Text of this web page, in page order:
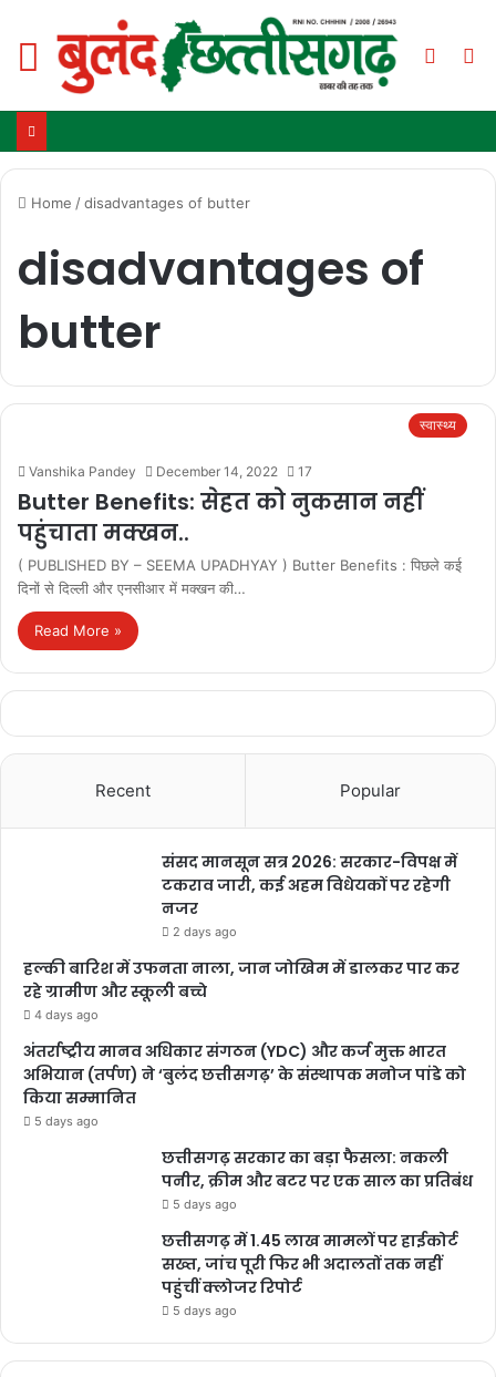
Menu
Switch
Home /disadvantages of butter
disadvantages of
butter
स्वास्थ्य
Vanshika Pandey December 14, 2022 17
Butter Benefits: सेहत को नुकसान नहीं
पहुंचाता मक्खन..
( PUBLISHED BY – SEEMA UPADHYAY ) Butter Benefits : पिछले कई
दिनों से दिल्ली और एनसीआर में मक्खन की…
Read More »
Recent Popular
संसद मानसून सत्र 2026: सरकार-विपक्ष में
टकराव जारी, कई अहम विधेयकों पर रहेगी
नजर
2 days ago
हल्की बारिश में उफनता नाला, जान जोखिम में डालकर पार कर
रहे ग्रामीण और स्कूली बच्चे
4 days ago
अंतर्राष्ट्रीय मानव अधिकार संगठन (YDC) और कर्ज मुक्त भारत
अभियान (तर्पण) ने ‘बुलंद छत्तीसगढ़’ के संस्थापक मनोज पांडे को
किया सम्मानित
5 days ago
छत्तीसगढ़ सरकार का बड़ा फैसला: नकली
पनीर, क्रीम और बटर पर एक साल का प्रतिबंध
5 days ago
छत्तीसगढ़ में 1.45 लाख मामलों पर हाईकोर्ट
सख्त, जांच पूरी फिर भी अदालतों तक नहीं
पहुंचीं क्लोजर रिपोर्ट
5 days ago